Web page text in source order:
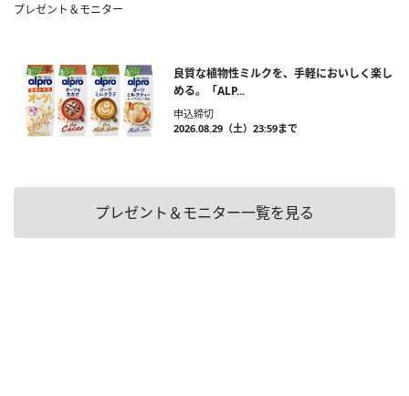
プレゼント＆モニター
良質な植物性ミルクを、手軽においしく楽し
める。「ALP...
申込締切
2026.08.29（土）23:59まで
プレゼント＆モニター一覧を見る